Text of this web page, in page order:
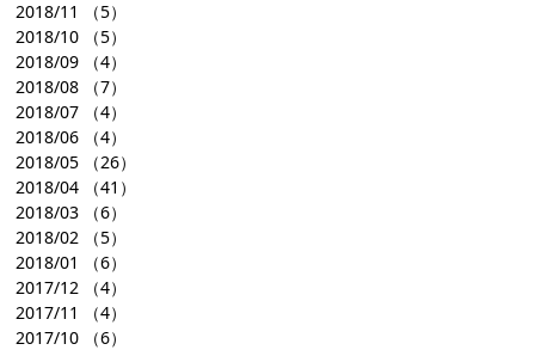
2018/11
（5）
2018/10 （5）
2018/09 （4）
2018/08 （7）
2018/07 （4）
2018/06 （4）
2018/05 （26）
2018/04 （41）
2018/03 （6）
2018/02 （5）
2018/01
（6）
2017/12 （4）
2017/11
（4）
2017/10 （6）